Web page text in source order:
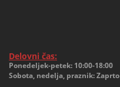
Delovni čas:
Ponedeljek-petek: 10:00-18:00
Sobota, nedelja, praznik: Zaprto